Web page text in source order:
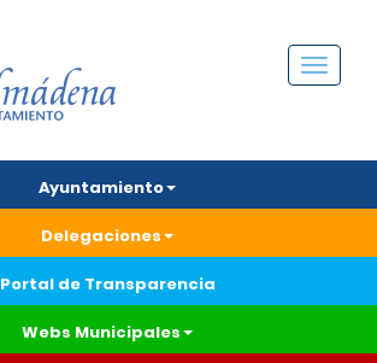
Menú
Ayuntamiento
Delegaciones
Portal de Transparencia
Webs Municipales